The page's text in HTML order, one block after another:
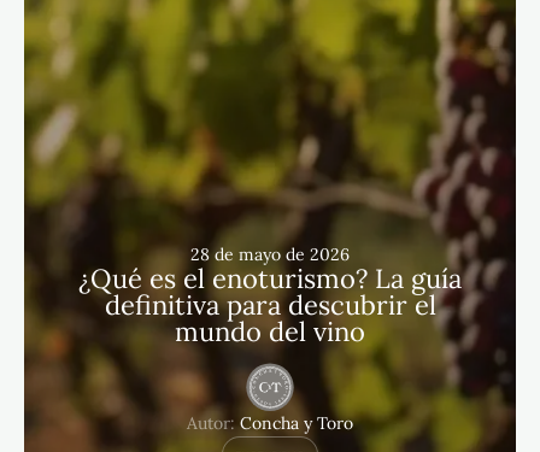
28 de mayo de 2026
¿Qué es el enoturismo? La guía
definitiva para descubrir el
mundo del vino
Autor: Concha y Toro